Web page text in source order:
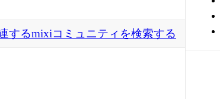
するmixiコミュニティを検索する